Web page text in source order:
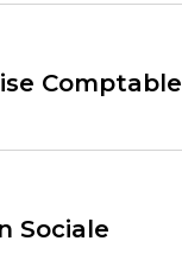
Comptable
Sociale